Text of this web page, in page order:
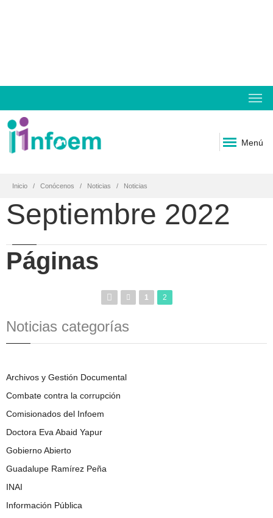
Menú
Inicio Conócenos Noticias Noticias
Septiembre 2022
Páginas
1 2
Noticias categorías
Archivos y Gestión Documental
Combate contra la corrupción
Comisionados del Infoem
Doctora Eva Abaid Yapur
Gobierno Abierto
Guadalupe Ramírez Peña
INAI
Información Pública